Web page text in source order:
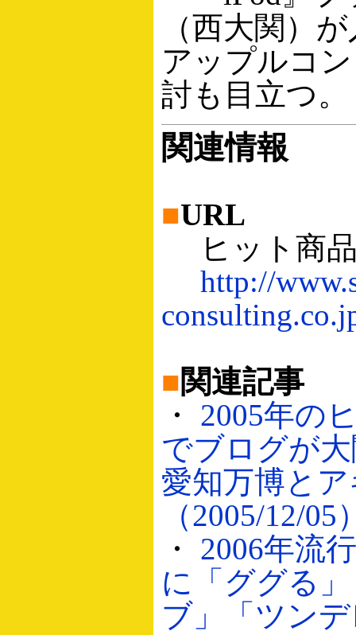
（西大関）
アップルコ
討も目立つ。
関連情報
■URL
ヒット商
http://
■関連記事
・ 2005年の
でブログが
愛知万博と
（2005/12/05
・ 2006年流
に「ググる
ブ」「ツン